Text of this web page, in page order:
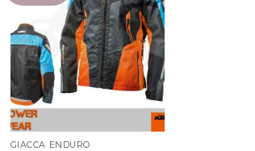
GIACCA ENDURO